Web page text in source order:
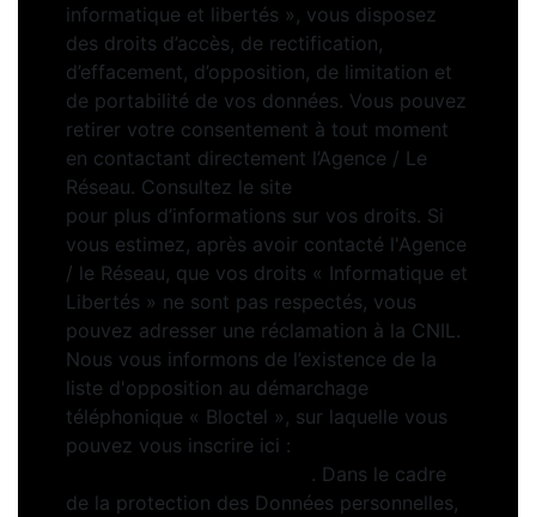
informatique et libertés », vous disposez
des droits d’accès, de rectification,
d’effacement, d’opposition, de limitation et
de portabilité de vos données. Vous pouvez
retirer votre consentement à tout moment
en contactant directement l’Agence / Le
Réseau. Consultez le site
pour plus d’informations sur vos droits. Si
vous estimez, après avoir contacté l'Agence
/ le Réseau, que vos droits « Informatique et
Libertés » ne sont pas respectés, vous
pouvez adresser une réclamation à la CNIL.
Nous vous informons de l’existence de la
liste d'opposition au démarchage
téléphonique « Bloctel », sur laquelle vous
pouvez vous inscrire ici :
. Dans le cadre
de la protection des Données personnelles,